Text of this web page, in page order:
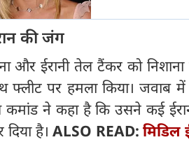
की जंग
और ईरानी तेल टैंकर को
पर हमला किया। जवाब
कमांड ने कहा है कि उसने कई
दिया है।ALSO READ:मिडिल